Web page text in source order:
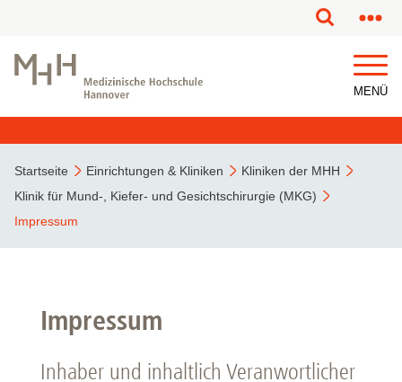
MENÜ
Startseite Einrichtungen & Kliniken
Kliniken der MHH
Klinik für Mund-, Kiefer- und Gesichtschirurgie (MKG)
Impressum
Impressum
Inhaber und inhaltlich Veranwortlicher